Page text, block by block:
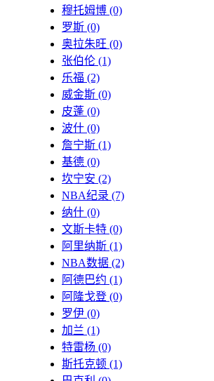
穆托姆博 (0)
罗斯 (0)
奥拉朱旺 (0)
张伯伦 (1)
乐福 (2)
威金斯 (0)
皮蓬 (0)
波什 (0)
詹宁斯 (1)
基德 (0)
坎宁安 (2)
NBA纪录 (7)
纳什 (0)
文斯卡特 (0)
阿里纳斯 (1)
NBA数据 (2)
阿德巴约 (1)
阿隆戈登 (0)
罗伊 (0)
加兰 (1)
特雷杨 (0)
斯托克顿 (1)